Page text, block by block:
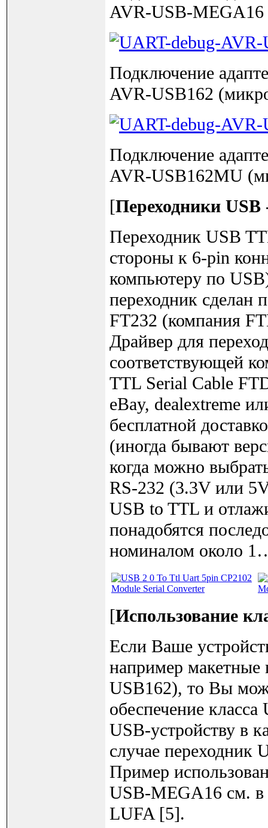
AVR-USB-MEGA16
Подключение
AVR-USB162
Подключение
AVR-USB162MU
[Переходники
Переходник USB
стороны к 6-pin
компьютеру по
переходник сделан
FT232 (компания
Драйвер для
соответствующей
TTL Serial Cable
eBay, dealextreme
бесплатной
(иногда бывают
когда можно
RS-232 (3.3V или
USB to TTL и
понадобятся
номиналом около
[Использование
Если Ваше
например
USB162), то Вы
обеспечение
USB-устройству в
случае
Пример
USB-MEGA16 см. в
LUFA [5].